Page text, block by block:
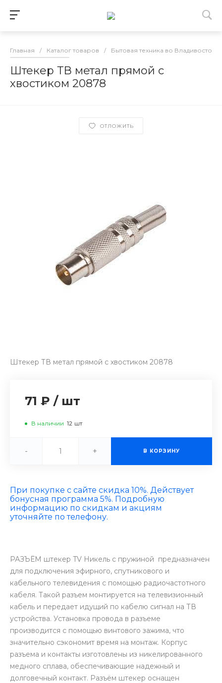
Главная / Каталог товаров / Бытовая техника во Владивостоке
Штекер ТВ метал прямой с
хвостиком 20878
ОТЛОЖИТЬ
Штекер ТВ метал прямой с хвостиком 20878
71 ₽ / шт
В наличии 12 шт
- + В КОРЗИНУ
При покупке с сайте скидка 10%. Действует
бонусная программа 5%. Подробную
информацию по скидкам и акциям
уточняйте по телефону.
РАЗЪЁМ штекер TV Никель c пружиной предназначен
для подключения эфирного, спутникового и
кабельного телевидения с помощью радиочастотного
кабеля. Такой разъем монтируется на телевизионный
кабель и передает идущий по кабелю сигнал на ТВ
устройства. Установка провода в разъеме
производится с помощью винтового зажима, что
значительно сэкономит время на монтаж. Корпус
разъема и контакты изготовлены из никелированного
медного сплава, обеспечивающие надежный и
долговечный контакт. Разъём штекер оснащен